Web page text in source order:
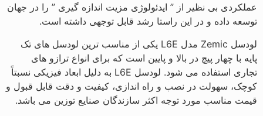
عملکردی بی نظیر از ” ایدئولوژی مزیت اندازه گیری ” را در جهان
توسعه داده و در این راستا رشد قابل توجهی داشته است.
لودسل Zemic
مدل L6E یکی از مناسب ترین لودسل های تک
پایه با چهار پیچ در بالا و پایین است که برای انواع ترازو های
تجاری استفاده می شود. لودسل L6E به دلیل ابعاد فیزیکی نسبتاً
کوچک، سهولت در نصب و راه اندازی، کیفیت و دقت قابل قبول و
قیمت مناسب مورد توجه اکثر سازندگان صنایع توزین می باشد.